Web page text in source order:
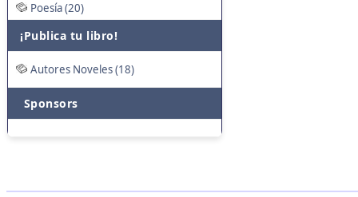
Poesía (20)
¡Publica tu libro!
Autores Noveles (18)
Sponsors